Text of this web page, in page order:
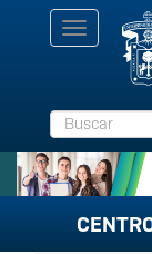
Toggle
navigation
Buscar